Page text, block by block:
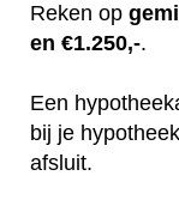
Reken op
en €1.250,-.
Een
bij je
afsluit.